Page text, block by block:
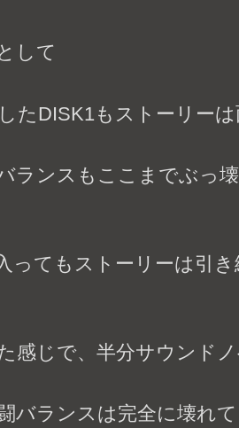
して
たDISK1もストーリーは
ランスもここまでぶっ
ってもストーリーは引
感じで、半分サウンド
バランスは完全に壊れ